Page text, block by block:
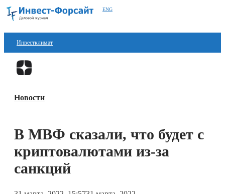
ENG
Инвестклимат
Финансы
Блокчейн
Новости
В МВФ сказали, что будет с
криптовалютами из-за
санкций